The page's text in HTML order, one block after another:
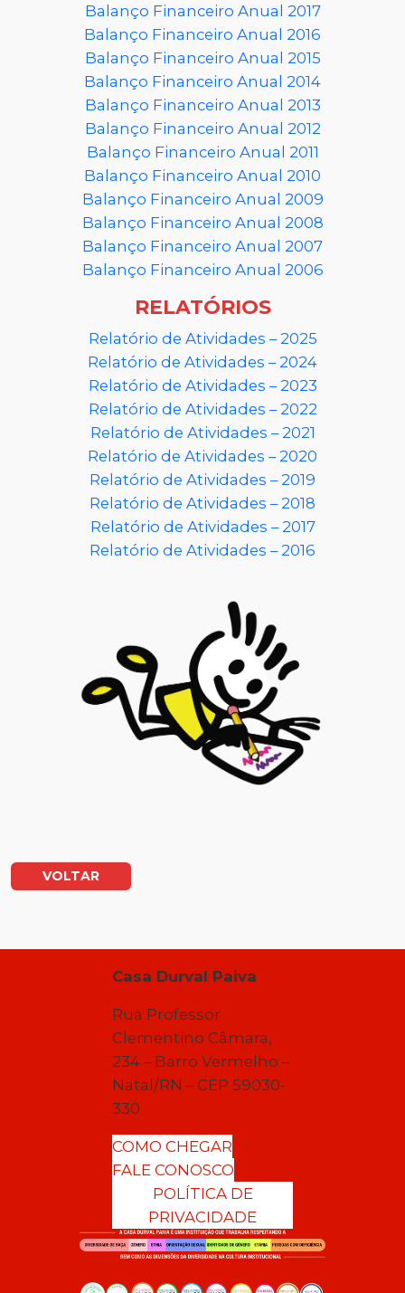
Balanço Financeiro Anual 2017
Balanço Financeiro Anual 2016
Balanço Financeiro Anual 2015
Balanço Financeiro Anual 2014
Balanço Financeiro Anual 2013
Balanço Financeiro Anual 2012
Balanço Financeiro Anual 2011
Balanço Financeiro Anual 2010
Balanço Financeiro Anual 2009
Balanço Financeiro Anual 2008
Balanço Financeiro Anual 2007
Balanço Financeiro Anual 2006
RELATÓRIOS
Relatório de Atividades – 2025
Relatório de Atividades – 2024
Relatório de Atividades – 2023
Relatório de Atividades – 2022
Relatório de Atividades – 2021
Relatório de Atividades – 2020
Relatório de Atividades – 2019
Relatório de Atividades – 2018
Relatório de Atividades – 2017
Relatório de Atividades – 2016
VOLTAR
Casa Durval Paiva
Rua Professor
Clementino Câmara,
234 – Barro Vermelho –
Natal/RN – CEP 59030-
330
COMO CHEGAR
FALE CONOSCO
POLÍTICA DE
PRIVACIDADE